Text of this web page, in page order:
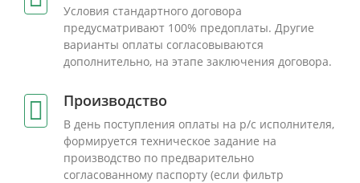
Условия стандартного договора
предусматривают 100% предоплаты. Другие
варианты оплаты согласовываются
дополнительно, на этапе заключения договора.
Производство
В день поступления оплаты на р/с исполнителя,
формируется техническое задание на
производство по предварительно
согласованному паспорту (если фильтр